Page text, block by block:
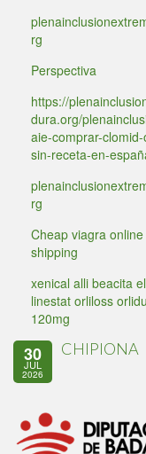
rg
Perspectiva
https://
dura.org/
aie-comprar-
sin-receta-en-
rg
Cheap viagra
shipping
xenical alli beacita
linestat orliloss
120mg
30
JUL
2026
CHIPIONA